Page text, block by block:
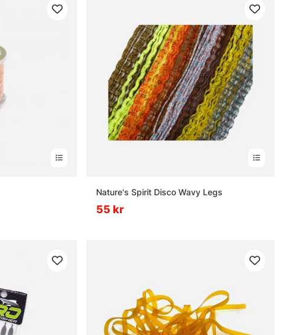
Nature's Spirit Disco Wavy Legs
55 kr